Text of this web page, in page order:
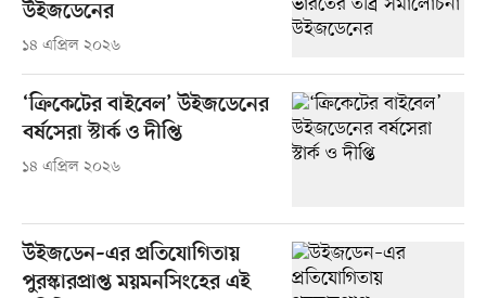
উইজডেনের
১৪ এপ্রিল ২০২৬
‘ক্রিকেটের বাইবেল’ উইজডেনের
বর্ষসেরা স্টার্ক ও দীপ্তি
১৪ এপ্রিল ২০২৬
উইজডেন–এর প্রতিযোগিতায়
পুরস্কারপ্রাপ্ত ময়মনসিংহের এই